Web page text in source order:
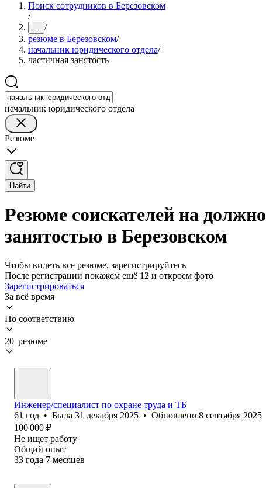
Поиск сотрудников в Березовском
/
... /
резюме в Березовском/
начальник юридического отдела/
частичная занятость
начальник юридического отдела
Резюме
Найти
Резюме соискателей на
занятостью в Березовском
Чтобы видеть все резюме, зарегистрируйтесь
После регистрации покажем ещё 12 и откроем фото
Зарегистрироваться
За всё время
По соответствию
20 резюме
Инженер/специалист по охране труда и ТБ
61 год • Была 31 декабря 2025 • Обновлено 8 сентября 2025
100 000 ₽
Не ищет работу
Общий опыт
33 года 7 месяцев